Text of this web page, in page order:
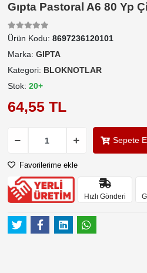
Gıpta Pastoral A6 80 Yp
Ürün Kodu: 8697236120101
Marka: GIPTA
Kategori: BLOKNOTLAR
Stok: 20+
64,55 TL
Sepete
Favorilerime ekle
Hızlı Gönderi